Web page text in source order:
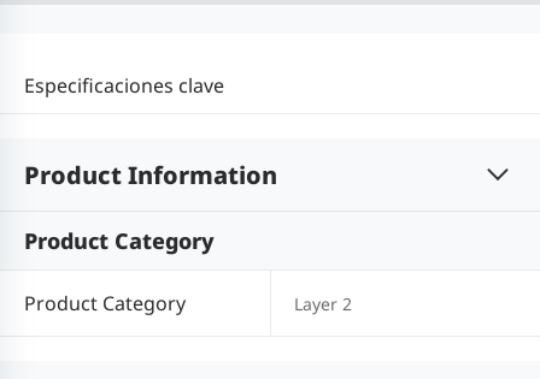
Especificaciones clave
Product Information
Product Category
Product Category Layer 2